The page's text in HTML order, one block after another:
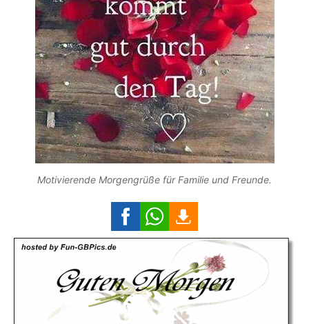
Motivierende Morgengrüße für Familie und Freunde.